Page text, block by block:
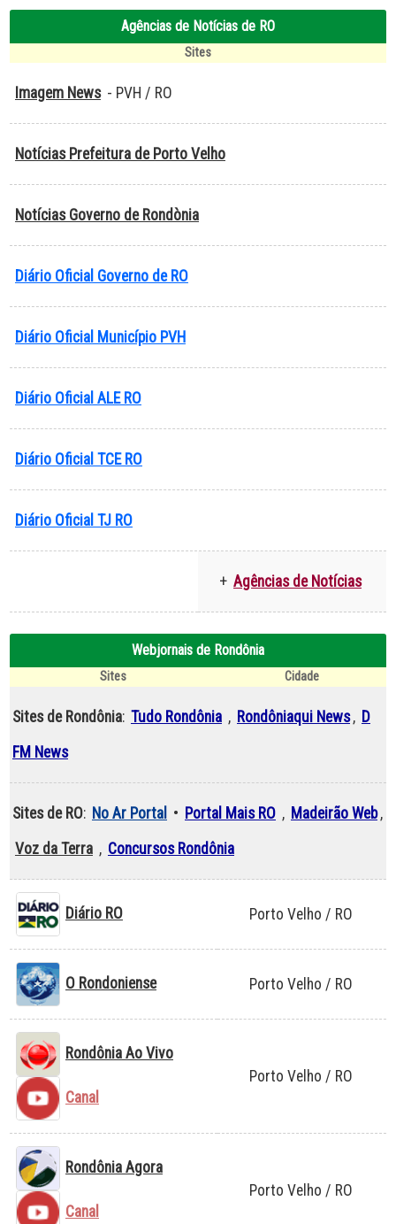
Agências de Notícias de RO
Sites
Imagem News - PVH / RO
Notícias Prefeitura de Porto Velho
Notícias Governo de Rondònia
Diário Oficial Governo de RO
Diário Oficial Município PVH
Diário Oficial ALE RO
Diário Oficial TCE RO
Diário Oficial TJ RO
+ Agências de Notícias
Webjornais de Rondônia
Sites Cidade
Sites de Rondônia: Tudo Rondônia , Rondôniaqui News , D
FM News
Sites de RO: No Ar Portal • Portal Mais RO , Madeirão Web ,
Voz da Terra , Concursos Rondônia
Diário RO Porto Velho / RO
O Rondoniense Porto Velho / RO
Rondônia Ao Vivo
Canal
Porto Velho / RO
Rondônia Agora
Canal
Porto Velho / RO